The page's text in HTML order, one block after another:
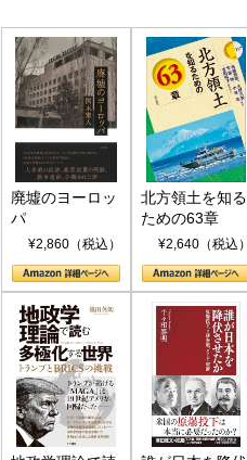
韓国にも理解してほしい「極東
1905年体制」における日米韓安
全保障協力の意味
千々和泰明
2026年5月15日
廃墟のヨーロッ
パ
¥2,860（税込）
北方領土を知る
ための63章
¥2,640（税込）